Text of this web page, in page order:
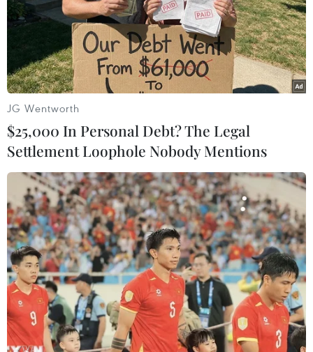
NASA phóng thành công 2 vệ tinh theo dõi
bão từ căn cứ New Zealand
08/05/2023 10:42
Nhờ các thiết bị theo dõi mà giới nghiên cứu sẽ có thể
theo sát sự hình thành và hoạt động của bão trên Thái
Bình Dương từng giờ so với chu kỳ 6 giờ/lần như các vệ
tinh hiện nay.
JG Wentworth
$25,000 In Personal Debt? The Legal
Settlement Loophole Nobody Mentions